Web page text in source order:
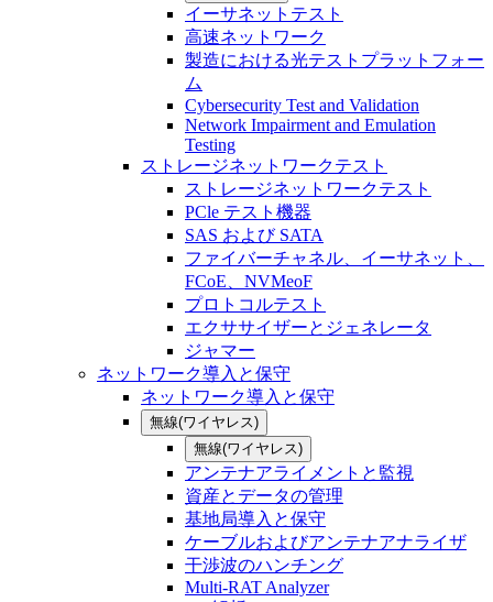
イーサネットテスト
高速ネットワーク
製造における光テストプラットフォー
ム
Cybersecurity Test and Validation
Network Impairment and Emulation
Testing
ストレージネットワークテスト
ストレージネットワークテスト
PCle テスト機器
SAS および SATA
ファイバーチャネル、イーサネット、
FCoE、NVMeoF
プロトコルテスト
エクササイザーとジェネレータ
ジャマー
ネットワーク導入と保守
ネットワーク導入と保守
無線(ワイヤレス)
無線(ワイヤレス)
アンテナアライメントと監視
資産とデータの管理
基地局導入と保守
ケーブルおよびアンテナアナライザ
干渉波のハンチング
Multi-RAT Analyzer